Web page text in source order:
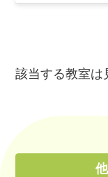
該当する教室は